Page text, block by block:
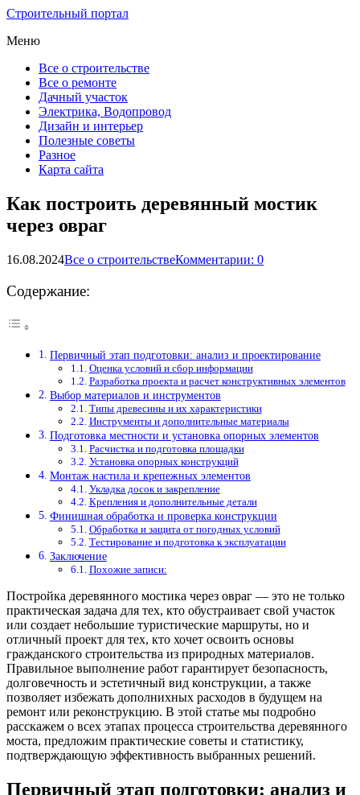
Строительный портал
Меню
Все о строительстве
Все о ремонте
Дачный участок
Электрика, Водопровод
Дизайн и интерьер
Полезные советы
Разное
Карта сайта
Как построить деревянный мостик
через овраг
16.08.2024Все о строительствеКомментарии: 0
Содержание:
Первичный этап подготовки: анализ и проектирование
Оценка условий и сбор информации
Разработка проекта и расчет конструктивных элементов
Выбор материалов и инструментов
Типы древесины и их характеристики
Инструменты и дополнительные материалы
Подготовка местности и установка опорных элементов
Расчистка и подготовка площадки
Установка опорных конструкций
Монтаж настила и крепежных элементов
Укладка досок и закрепление
Крепления и дополнительные детали
Финишная обработка и проверка конструкции
Обработка и защита от погодных условий
Тестирование и подготовка к эксплуатации
Заключение
Похожие записи:
Постройка деревянного мостика через овраг — это не только
практическая задача для тех, кто обустраивает свой участок
или создает небольшие туристические маршруты, но и
отличный проект для тех, кто хочет освоить основы
гражданского строительства из природных материалов.
Правильное выполнение работ гарантирует безопасность,
долговечность и эстетичный вид конструкции, а также
позволяет избежать дополнихных расходов в будущем на
ремонт или реконструкцию. В этой статье мы подробно
расскажем о всех этапах процесса строительства деревянного
моста, предложим практические советы и статистику,
подтверждающую эффективность выбранных решений.
Первичный этап подготовки: анализ и